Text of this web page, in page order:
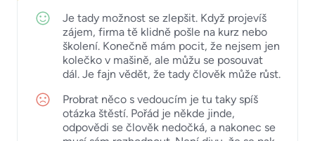
Je tady možnost se zlepšit. Když projevíš
zájem, firma tě klidně pošle na kurz nebo
školení. Konečně mám pocit, že nejsem jen
kolečko v mašině, ale můžu se posouvat
dál. Je fajn vědět, že tady člověk může růst.
Probrat něco s vedoucím je tu taky spíš
otázka štěstí. Pořád je někde jinde,
odpovědi se člověk nedočká, a nakonec se